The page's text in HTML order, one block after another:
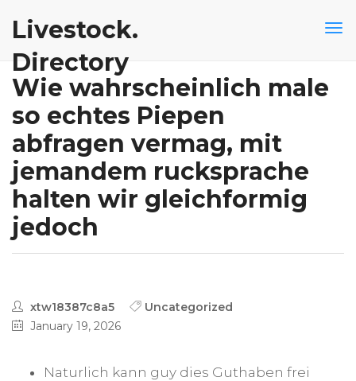
Livestock.
Directory
Wie wahrscheinlich male
so echtes Piepen
abfragen vermag, mit
jemandem rucksprache
halten wir gleichformig
jedoch
xtw18387c8a5
Uncategorized
January 19, 2026
Naturlich kann guy dies Guthaben frei